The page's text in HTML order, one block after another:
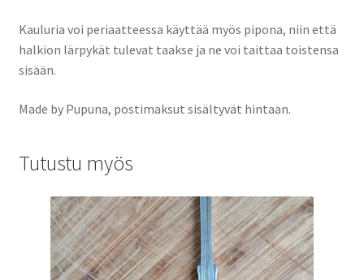
Kauluria voi periaatteessa käyttää myös pipona, niin että
halkion lärpykät tulevat taakse ja ne voi taittaa toistensa
sisään.
Made by Pupuna, postimaksut sisältyvät hintaan.
Tutustu myös